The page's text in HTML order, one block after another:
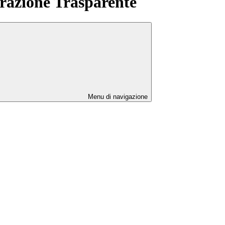
Menu di navigazione